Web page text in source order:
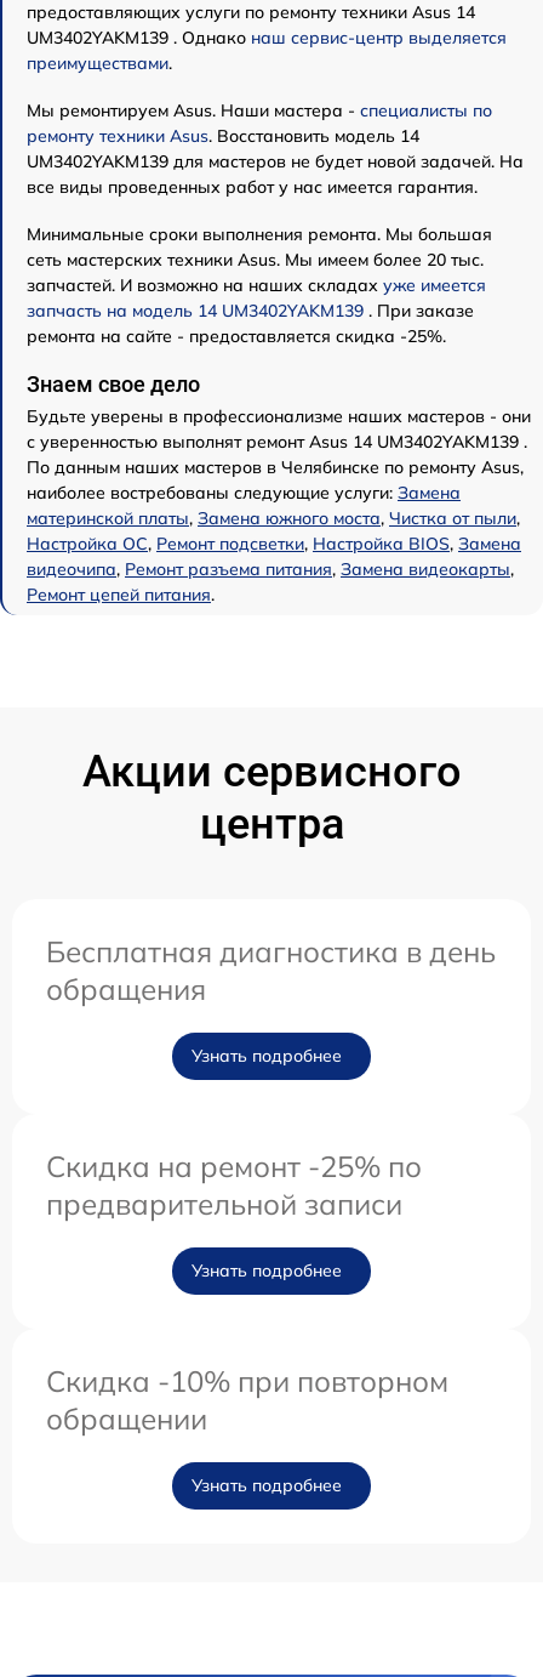
предоставляющих услуги по ремонту техники Asus 14
UM3402YAKM139 . Однако наш сервис-центр выделяется
преимуществами.
Мы ремонтируем Asus. Наши мастера - специалисты по
ремонту техники Asus. Восстановить модель 14
UM3402YAKM139 для мастеров не будет новой задачей. На
все виды проведенных работ у нас имеется гарантия.
Минимальные сроки выполнения ремонта. Мы большая
сеть мастерских техники Asus. Мы имеем более 20 тыс.
запчастей. И возможно на наших складах уже имеется
запчасть на модель 14 UM3402YAKM139 . При заказе
ремонта на сайте - предоставляется скидка -25%.
Знаем свое дело
Будьте уверены в профессионализме наших мастеров - они
с уверенностью выполнят ремонт Asus 14 UM3402YAKM139 .
По данным наших мастеров в Челябинске по ремонту Asus,
наиболее востребованы следующие услуги: Замена
материнской платы, Замена южного моста, Чистка от пыли,
Настройка ОС, Ремонт подсветки, Настройка BIOS, Замена
видеочипа, Ремонт разъема питания, Замена видеокарты,
Ремонт цепей питания.
Акции сервисного
центра
Бесплатная диагностика в день
обращения
Узнать подробнее
Скидка на ремонт -25% по
предварительной записи
Узнать подробнее
Скидка -10% при повторном
обращении
Узнать подробнее